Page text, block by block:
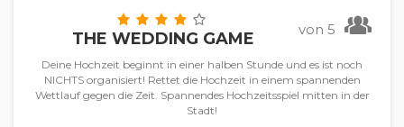
von 5
THE WEDDING GAME
Deine Hochzeit beginnt in einer halben Stunde und es ist noch
NICHTS organisiert! Rettet die Hochzeit in einem spannenden
Wettlauf gegen die Zeit. Spannendes Hochzeitsspiel mitten in der
Stadt!